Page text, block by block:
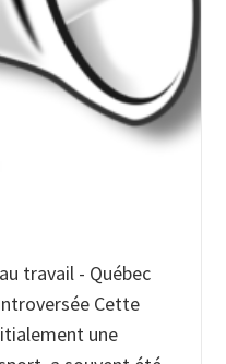
travail - Québec
Cette
une